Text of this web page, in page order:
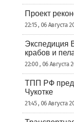
Проект
22:15 , 06 Августа
Экспедиция
крабов и
22:00 , 06 Августа
ТПП РФ
Чукотке
21:45 , 06 Августа